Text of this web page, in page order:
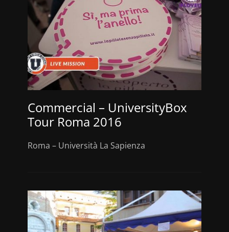
Commercial – UniversityBox
Tour Roma 2016
Roma – Università La Sapienza